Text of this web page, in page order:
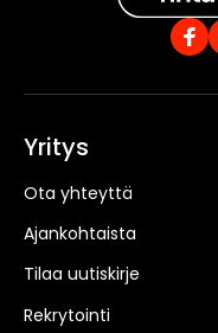
Yritys
Ota yhteyttä
Ajankohtaista
Tilaa uutiskirje
Rekrytointi